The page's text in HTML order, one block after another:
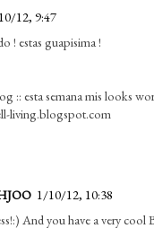
12, 9:47
! estas guapisima !
:: esta semana mis looks
living.blogspot.com
1/10/12, 10:38
And you have a very cool